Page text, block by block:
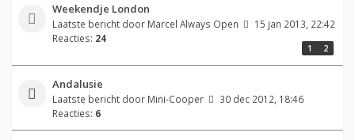
Weekendje London
Laatste bericht door Marcel Always Open
15 jan 2013, 22:42
Reacties: 24
1 2
Andalusie
Laatste bericht door Mini-Cooper
30 dec 2012, 18:46
Reacties: 6